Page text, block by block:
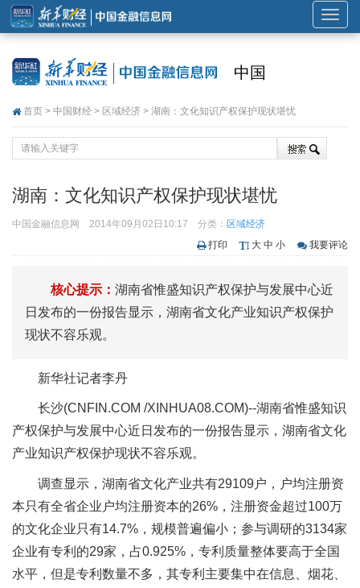
展
开
中国
首页 > 中国财经 > 区域经济 > 湖南：文化知识产权保护现状堪忧
湖南：文化知识产权保护现状堪忧
中国金融信息网 2014年09月02日10:17 分类： 区域经济
打印
大 中 小 我要评论
核心提示： 湖南省惟盛知识产权保护与发展中心近
日发布的一份报告显示，湖南省文化产业知识产权保护
现状不容乐观。
新华社记者李丹
长沙(CNFIN.COM /XINHUA08.COM)--湖南省惟盛知识
产权保护与发展中心近日发布的一份报告显示，湖南省文化
产业知识产权保护现状不容乐观。
调查显示，湖南省文化产业共有29109户，户均注册资
本只有全省企业户均注册资本的26%，注册资金超过100万
的文化企业只有14.7%，规模普遍偏小；参与调研的3134家
企业有专利的29家，占0.925%，专利质量整体要高于全国
水平，但是专利数量不多，其专利主要集中在信息、烟花、